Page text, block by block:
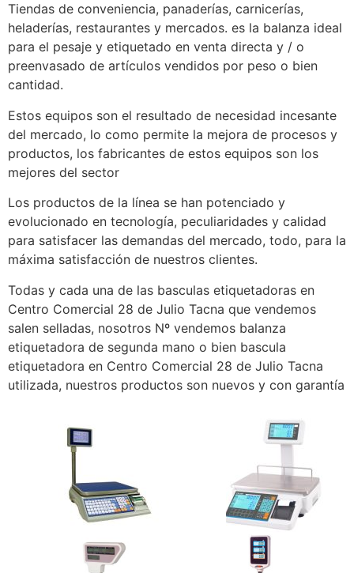
Tiendas de conveniencia, panaderías, carnicerías,
heladerías, restaurantes y mercados. es la balanza ideal
para el pesaje y etiquetado en venta directa y / o
preenvasado de artículos vendidos por peso o bien
cantidad.
Estos equipos son el resultado de necesidad incesante
del mercado, lo como permite la mejora de procesos y
productos, los fabricantes de estos equipos son los
mejores del sector
Los productos de la línea se han potenciado y
evolucionado en tecnología, peculiaridades y calidad
para satisfacer las demandas del mercado, todo, para la
máxima satisfacción de nuestros clientes.
Todas y cada una de las basculas etiquetadoras en
Centro Comercial 28 de Julio Tacna que vendemos
salen selladas, nosotros Nº vendemos balanza
etiquetadora de segunda mano o bien bascula
etiquetadora en Centro Comercial 28 de Julio Tacna
utilizada, nuestros productos son nuevos y con garantía